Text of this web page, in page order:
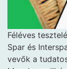
Féléves
Spar és
vevők a